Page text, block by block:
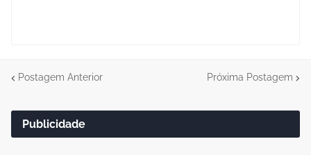
Postagem Anterior Próxima Postagem
Publicidade